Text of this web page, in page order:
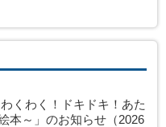
くわく！ドキドキ！あた
本～」のお知らせ（2026